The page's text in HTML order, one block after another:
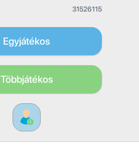
31526115
Egyjátékos
Többjátékos